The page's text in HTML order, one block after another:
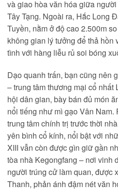
và giao hòa văn hóa giữa
Tây Tạng. Ngoài ra, Hắc Long
Tuyền, nằm ở độ cao 2.500m
không gian lý tưởng để thả hồn
tình với hàng liễu rủ soi bóng
Dạo quanh trấn, bạn cũng nên
– trung tâm thương mại cổ
hội dân gian, bày bán đủ món
nổi tiếng như mì gạo Vân
trung tâm chính trị trước thời
yên bình cổ kính, nổi bật với
XIII vẫn còn được gìn giữ gần
tòa nhà Kegongfang – nơi vinh
người trúng cử làm quan, được
Thanh, phản ánh đậm nét văn